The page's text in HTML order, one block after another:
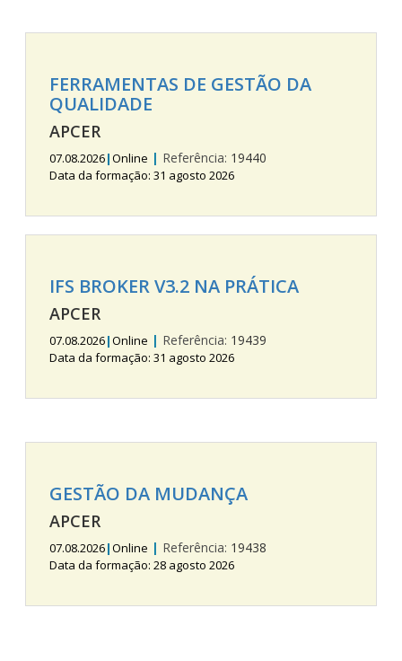
FERRAMENTAS DE GESTÃO DA
QUALIDADE
APCER
07.08.2026|Online | Referência: 19440
Data da formação: 31 agosto 2026
IFS BROKER V3.2 NA PRÁTICA
APCER
07.08.2026|Online | Referência: 19439
Data da formação: 31 agosto 2026
GESTÃO DA MUDANÇA
APCER
07.08.2026|Online | Referência: 19438
Data da formação: 28 agosto 2026